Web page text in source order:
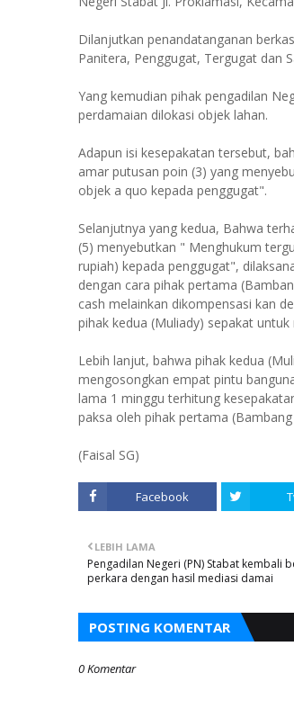
Dilanjutkan penandatanganan
Panitera, Penggugat, Tergugat dan
Yang kemudian pihak pengadilan
perdamaian dilokasi objek lahan.
Adapun isi kesepakatan tersebut,
amar putusan poin (3) yang
objek a quo kepada penggugat".
Selanjutnya yang kedua, Bahwa
(5) menyebutkan " Menghukum
rupiah) kepada penggugat",
dengan cara pihak pertama
cash melainkan dikompensasi kan
pihak kedua (Muliady) sepakat
Lebih lanjut, bahwa pihak kedua
mengosongkan empat pintu
lama 1 minggu terhitung
paksa oleh pihak pertama
(Faisal SG)
Facebook
LEBIH LAMA
Pengadilan Negeri (PN) Stabat kembali
perkara dengan hasil mediasi damai
POSTING KOMENTAR
0 Komentar